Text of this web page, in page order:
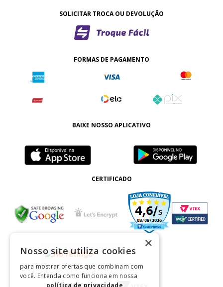
SOLICITAR TROCA OU DEVOLUÇÃO
FORMAS DE PAGAMENTO
BAIXE NOSSO APLICATIVO
CERTIFICADO
×
Nosso site utiliza cookies
para mostrar ofertas que combinam com
você. Entenda como funciona em nossa
política de privacidade